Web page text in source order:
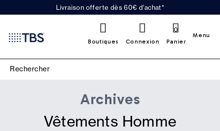
Livraison offerte dès 60€ d'achat*
Boutiques Connexion Panier
0
Menu
Archives
Vêtements Homme